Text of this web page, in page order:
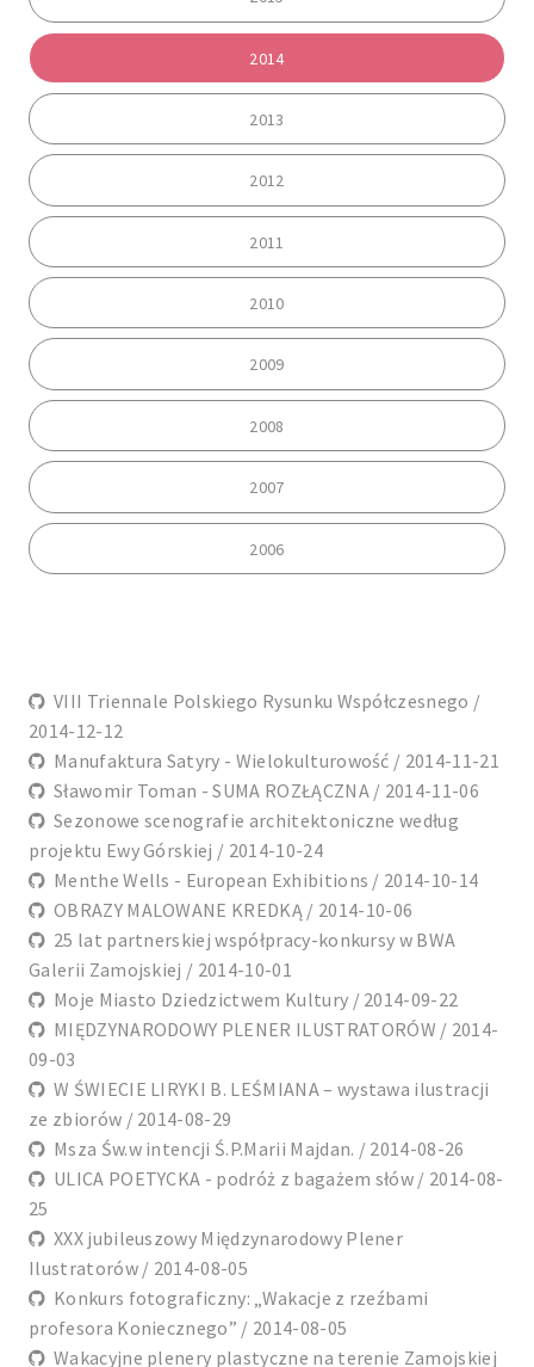
2014
2013
2012
2011
2010
2009
2008
2007
2006
VIII Triennale Polskiego Rysunku Współczesnego /
2014-12-12
Manufaktura Satyry - Wielokulturowość / 2014-11-21
Sławomir Toman - SUMA ROZŁĄCZNA / 2014-11-06
Sezonowe scenografie architektoniczne według
projektu Ewy Górskiej / 2014-10-24
Menthe Wells - European Exhibitions / 2014-10-14
OBRAZY MALOWANE KREDKĄ / 2014-10-06
25 lat partnerskiej współpracy-konkursy w BWA
Galerii Zamojskiej / 2014-10-01
Moje Miasto Dziedzictwem Kultury / 2014-09-22
MIĘDZYNARODOWY PLENER ILUSTRATORÓW / 2014-
09-03
W ŚWIECIE LIRYKI B. LEŚMIANA – wystawa ilustracji
ze zbiorów / 2014-08-29
Msza Św.w intencji Ś.P.Marii Majdan. / 2014-08-26
ULICA POETYCKA - podróż z bagażem słów / 2014-08-
25
XXX jubileuszowy Międzynarodowy Plener
Ilustratorów / 2014-08-05
Konkurs fotograficzny: „Wakacje z rzeźbami
profesora Koniecznego” / 2014-08-05
Wakacyjne plenery plastyczne na terenie Zamojskiej